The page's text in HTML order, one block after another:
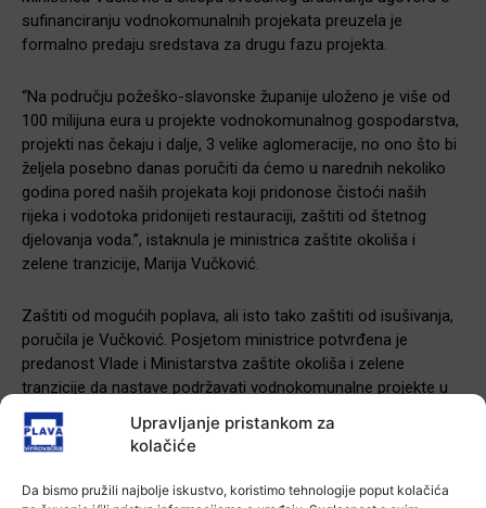
Upravljanje pristankom za
kolačiće
Da bismo pružili najbolje iskustvo, koristimo tehnologije poput kolačića
sufinanciranju vodnokomunalnih projekata preuzela je
formalno predaju sredstava za drugu fazu projekta.
“Na području požeško-slavonske županije uloženo je više od
100 milijuna eura u projekte vodnokomunalnog gospodarstva,
projekti nas čekaju i dalje, 3 velike aglomeracije, no ono što bi
željela posebno danas poručiti da ćemo u narednih nekoliko
godina pored naših projekata koji pridonose čistoći naših
rijeka i vodotoka pridonijeti restauraciji, zaštiti od štetnog
djelovanja voda.”, istaknula je ministrica zaštite okoliša i
zelene tranzicije, Marija Vučković.
Zaštiti od mogućih poplava, ali isto tako zaštiti od isušivanja,
poručila je Vučković. Posjetom ministrice potvrđena je
predanost Vlade i Ministarstva zaštite okoliša i zelene
tranzicije da nastave podržavati vodnokomunalne projekte u
Slavoniji, čime se osigurava financijska i institucionalna
stabilnost za završetak svih planiranih radova.